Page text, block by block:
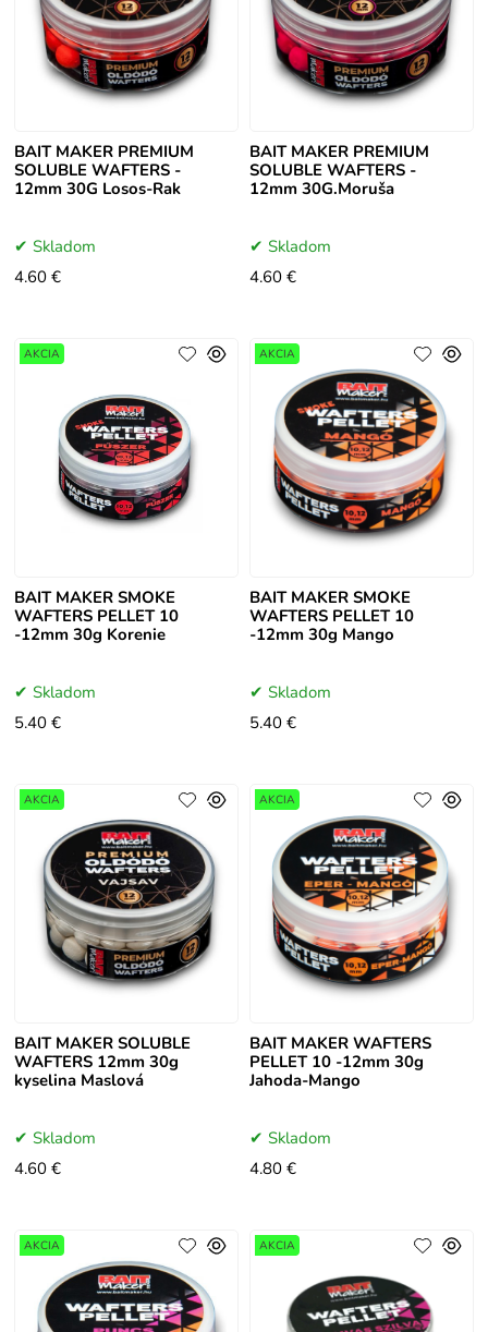
BAIT MAKER PREMIUM
SOLUBLE WAFTERS -
12mm 30G Losos-Rak
Skladom
4.60 €
BAIT MAKER PREMIUM
SOLUBLE WAFTERS -
12mm 30G.Moruša
Skladom
4.60 €
BAIT MAKER SMOKE
WAFTERS PELLET 10
-12mm 30g Korenie
AKCIA
Skladom
5.40 €
BAIT MAKER SMOKE
WAFTERS PELLET 10
-12mm 30g Mango
AKCIA
Skladom
5.40 €
BAIT MAKER SOLUBLE
WAFTERS 12mm 30g
kyselina Maslová
AKCIA
Skladom
4.60 €
BAIT MAKER WAFTERS
PELLET 10 -12mm 30g
Jahoda-Mango
AKCIA
Skladom
4.80 €
AKCIA AKCIA